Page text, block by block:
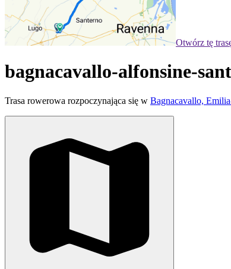
Otwórz tę
bagnacavallo-alfonsine-
Trasa rowerowa rozpoczynająca się w Bagnacavallo,